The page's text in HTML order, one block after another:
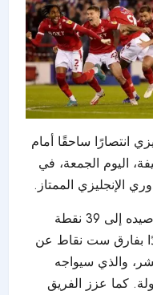
انتصارًا ساحقًا أمام
اليوم الجمعة، في
بهذا الفوز، رفع نوتنجهام فورست رصيده إلى 39 نقطة
بفارق ست نقاط عن
والذي سيواجه
كما عزز الفريق